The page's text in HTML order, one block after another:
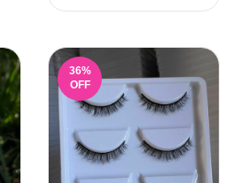
36%
OFF